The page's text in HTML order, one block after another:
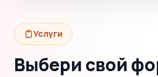
Услуги
Выбери свой